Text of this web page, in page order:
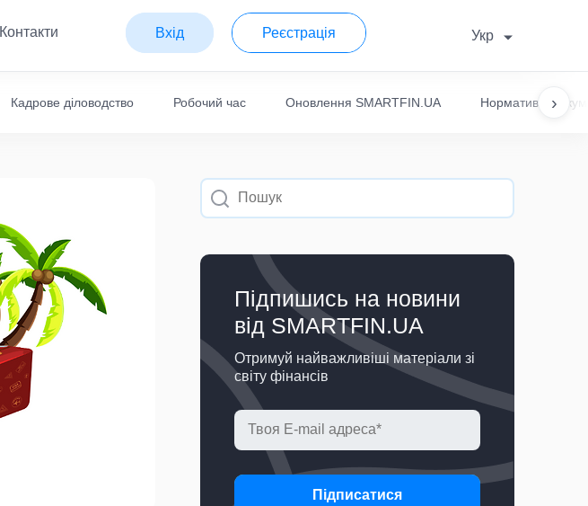
Контакти Вхід Реєстрація Укр
›
Кадрове діловодство Робочий час Оновлення SMARTFIN.UA Нормативні
Підпишись на новини
вiд SMARTFIN.UA
Отримуй найважливіші матеріали зi
світу фінансів
Підписатися